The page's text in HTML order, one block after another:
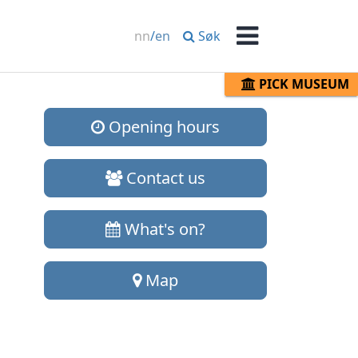
nn/en Søk
PICK MUSEUM
Opening hours
Contact us
What's on?
Map